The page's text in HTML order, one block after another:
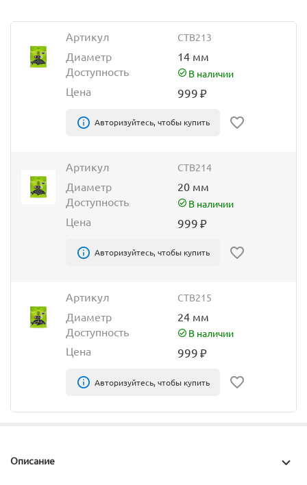
Артикул CTB213
Диаметр
14 мм
Доступность
В наличии
Цена 999₽
Авторизуйтесь, чтобы купить
Артикул CTB214
Диаметр
20 мм
Доступность
В наличии
Цена 999₽
Авторизуйтесь, чтобы купить
Артикул CTB215
Диаметр
24 мм
Доступность
В наличии
Цена 999₽
Авторизуйтесь, чтобы купить
Описание